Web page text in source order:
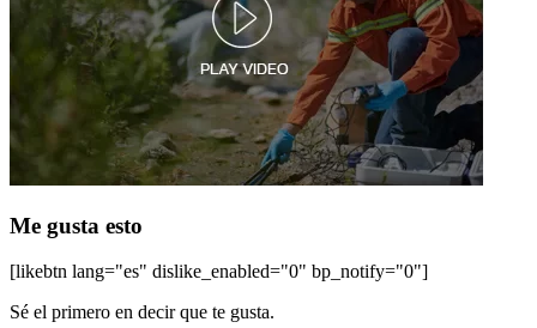
Me gusta esto
[likebtn lang="es" dislike_enabled="0" bp_notify="0"]
Sé el primero en decir que te gusta.